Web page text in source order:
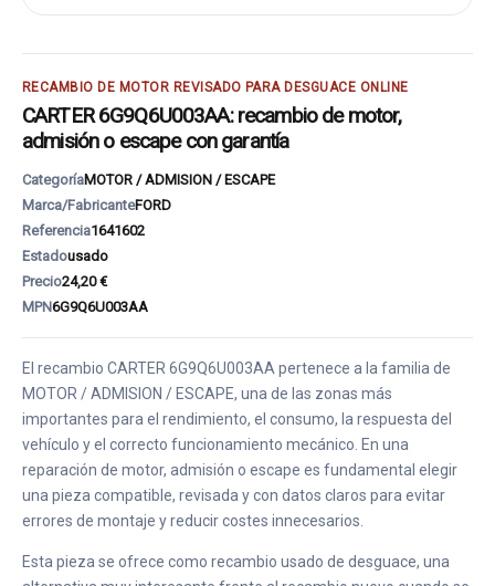
RECAMBIO DE MOTOR REVISADO PARA DESGUACE ONLINE
CARTER 6G9Q6U003AA: recambio de motor,
admisión o escape con garantía
CategoríaMOTOR / ADMISION / ESCAPE
Marca/FabricanteFORD
Referencia1641602
Estadousado
Precio24,20 €
MPN6G9Q6U003AA
El recambio CARTER 6G9Q6U003AA pertenece a la familia de
MOTOR / ADMISION / ESCAPE, una de las zonas más
importantes para el rendimiento, el consumo, la respuesta del
vehículo y el correcto funcionamiento mecánico. En una
reparación de motor, admisión o escape es fundamental elegir
una pieza compatible, revisada y con datos claros para evitar
errores de montaje y reducir costes innecesarios.
Esta pieza se ofrece como recambio usado de desguace, una